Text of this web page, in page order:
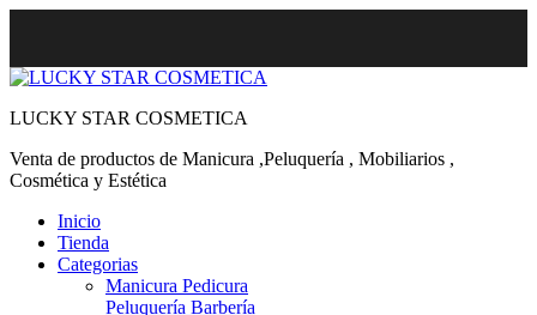
LUCKY STAR COSMETICA
Venta de productos de Manicura ,Peluquería , Mobiliarios ,
Cosmética y Estética
Inicio
Tienda
Categorias
Manicura Pedicura
Peluquería Barbería